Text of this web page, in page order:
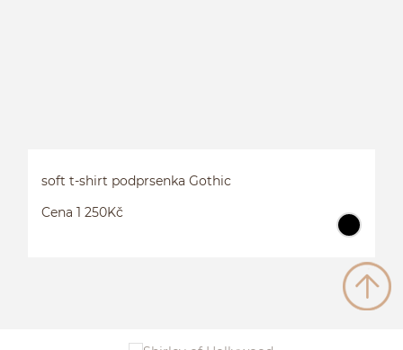
soft t-shirt podprsenka Gothic
Cena 1 250Kč